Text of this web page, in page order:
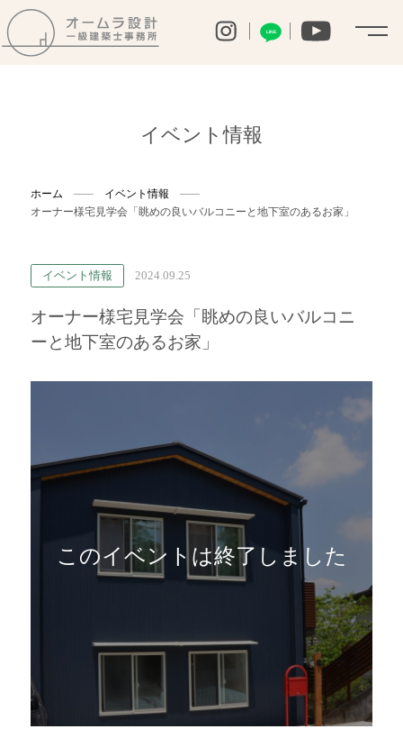
LINE
イベント情報
ホーム
イベント情報
オーナー様宅見学会「眺めの良いバルコニーと地下室のあるお家」
イベント情報 2024.09.25
オーナー様宅見学会「眺めの良いバルコニ
ーと地下室のあるお家」
このイベントは終了しました